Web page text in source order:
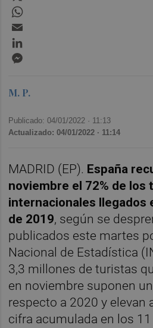
M. P.
Publicado: 04/01/2022 · 11:13
Actualizado: 04/01/2022 · 11:14
MADRID (EP). España
noviembre el 72% de los
internacionales llegados
de 2019, según se
publicados este martes
Nacional de Estadística
3,3 millones de turistas
en noviembre suponen
respecto a 2020 y elevan
cifra acumulada en los